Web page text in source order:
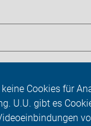
Cookies für
U.U. gibt es